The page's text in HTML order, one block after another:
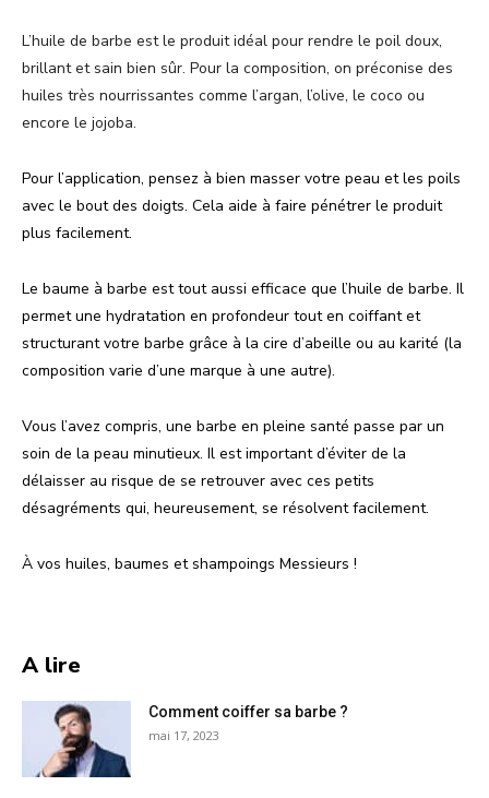
L’huile de barbe est le produit idéal pour rendre le poil doux,
brillant et sain bien sûr. Pour la composition, on préconise des
huiles très nourrissantes comme l’argan, l’olive, le coco ou
encore le jojoba.
Pour l’application, pensez à bien masser votre peau et les poils
avec le bout des doigts. Cela aide à faire pénétrer le produit
plus facilement.
Le baume à barbe est tout aussi efficace que l’huile de barbe. Il
permet une hydratation en profondeur tout en coiffant et
structurant votre barbe grâce à la cire d’abeille ou au karité (la
composition varie d’une marque à une autre).
Vous l’avez compris, une barbe en pleine santé passe par un
soin de la peau minutieux. Il est important d’éviter de la
délaisser au risque de se retrouver avec ces petits
désagréments qui, heureusement, se résolvent facilement.
À vos huiles, baumes et shampoings Messieurs !
A lire
Comment coiffer sa barbe ?
mai 17, 2023